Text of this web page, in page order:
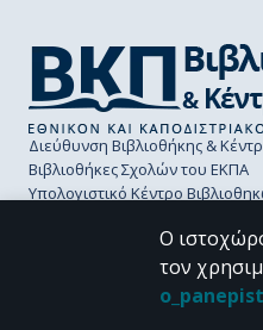
Διεύθυνση Βιβλιοθήκης &
Βιβλιοθήκες Σχολών του ΕΚΠΑ
Υπολογιστικό Κέντρο
Ο
τον